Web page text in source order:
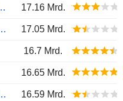
LIMITED 17.16 Mrd.
HOLDINGS LIMITED 17.05 Mrd.
16.7 Mrd.
16.65 Mrd.
COMPANY LIMITED 16.59 Mrd.